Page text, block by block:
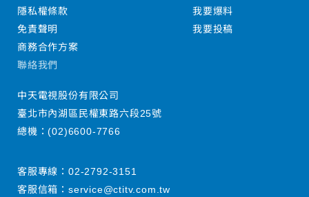
隱私權條款
免責聲明
商務合作方案
我要爆料
我要投稿
聯絡我們
中天電視股份有限公司
臺北市內湖區民權東路六段25號
總機：(02)6600-7766
客服專線： 02-2792-3151
客服信箱： service@ctitv.com.tw